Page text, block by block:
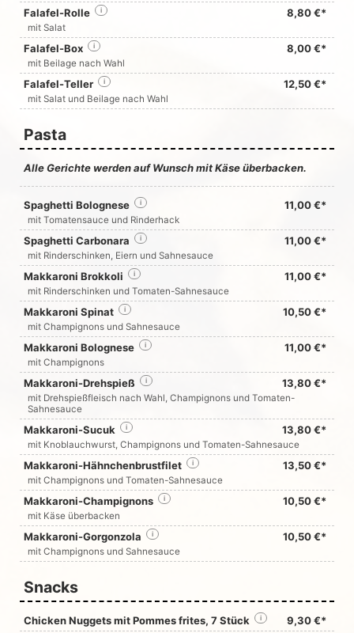
Falafel-Rolle 8,80 €*
i
mit Salat
Falafel-Box 8,00 €*
i
mit Beilage nach Wahl
Falafel-Teller 12,50 €*
i
mit Salat und Beilage nach Wahl
Pasta
Alle Gerichte werden auf Wunsch mit Käse überbacken.
Spaghetti Bolognese 11,00 €*
i
mit Tomatensauce und Rinderhack
Spaghetti Carbonara 11,00 €*
i
mit Rinderschinken, Eiern und Sahnesauce
Makkaroni Brokkoli 11,00 €*
i
mit Rinderschinken und Tomaten-Sahnesauce
Makkaroni Spinat 10,50 €*
i
mit Champignons und Sahnesauce
Makkaroni Bolognese 11,00 €*
i
mit Champignons
Makkaroni-Drehspieß 13,80 €*
i
mit Drehspießfleisch nach Wahl, Champignons und Tomaten-
Sahnesauce
Makkaroni-Sucuk 13,80 €*
i
mit Knoblauchwurst, Champignons und Tomaten-Sahnesauce
Makkaroni-Hähnchenbrustfilet 13,50 €*
i
mit Champignons und Tomaten-Sahnesauce
Makkaroni-Champignons 10,50 €*
i
mit Käse überbacken
Makkaroni-Gorgonzola 10,50 €*
i
mit Champignons und Sahnesauce
Snacks
Chicken Nuggets mit Pommes frites, 7 Stück 9,30 €*
i